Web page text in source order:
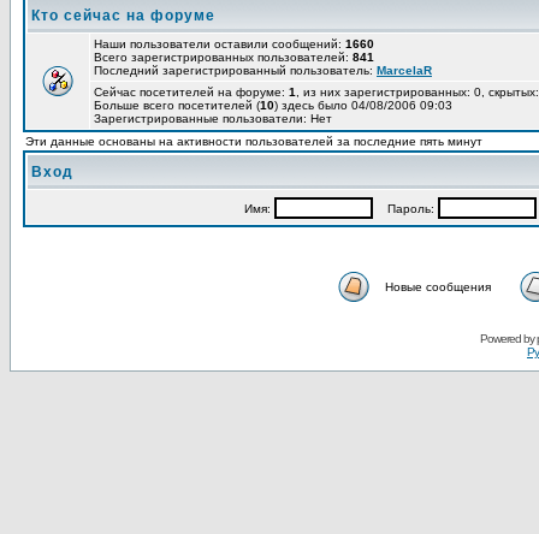
Кто сейчас на форуме
Наши пользователи оставили сообщений: 1660
Всего зарегистрированных пользователей: 841
Последний зарегистрированный пользователь: MarcelaR
Сейчас посетителей на форуме: 1
, из них зарегистрированных: 0,
Больше всего посетителей (10) здесь было 04/08/2006 09:03
Зарегистрированные пользователи: Нет
Эти данные основаны на активности пользователей за последние пять минут
Вход
Имя: Пароль:
Новые сообщения
Powered by